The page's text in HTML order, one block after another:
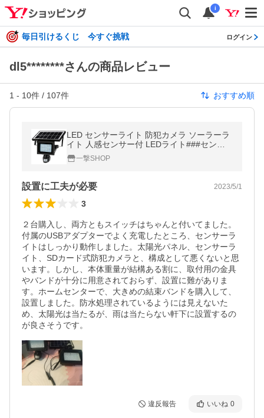
i
毎日引けるくじ 今すぐ挑戦 ログイン
dl5********さんの商品レビュー
1 - 10件 / 107件 おすすめ順
LED センサーライト 防犯カメラ ソーラーラ
イト 人感センサー付 LEDライト###センサ
ーライトDVR###
一撃SHOP
設置に工夫が必要 2023/5/1
3
２台購入し、両方ともスイッチはちゃんと付いてました。
付属のUSBアダプターでよく充電したところ、センサーラ
イトはしっかり動作しました。太陽光パネル、センサーラ
イト、SDカード式防犯カメラと、構成として悪くないと思
います。しかし、本体重量が結構ある割に、取付用の金具
やバンドが十分に用意されておらず、設置に難がありま
す。ホームセンターで、大きめの結束バンドを購入して、
設置しました。防水処理されているようには見えないた
め、太陽光は当たるが、雨は当たらない軒下に設置するの
が良さそうです。
違反報告 いいね 0